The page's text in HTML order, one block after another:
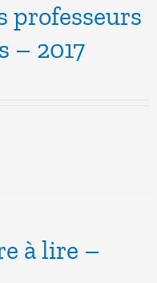
professeurs
– 2017
à lire –